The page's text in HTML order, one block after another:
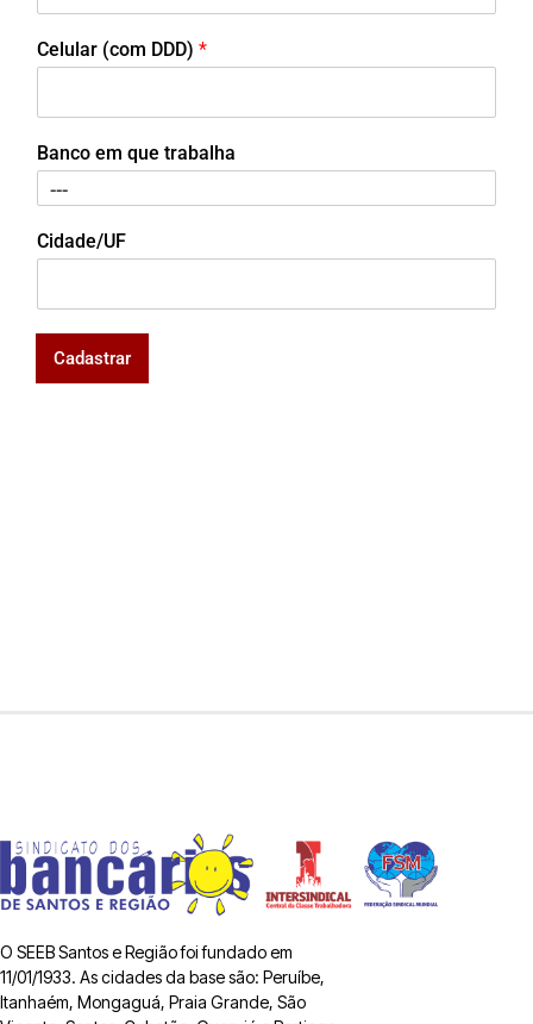
Celular (com DDD) *
Banco em que trabalha
Cidade/UF
Cadastrar
O SEEB Santos e Região foi fundado em
11/01/1933. As cidades da base são: Peruíbe,
Itanhaém, Mongaguá, Praia Grande, São